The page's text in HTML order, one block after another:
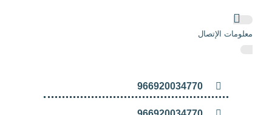
معلومات الإتصال
966920034770